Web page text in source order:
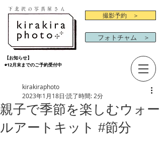
下北沢の写真屋さん
撮影予約 ＞
フォトチャム ＞
【お知らせ】
◉12月末までのご予約受付中
親子で季節を楽しむウォー
ルアートキット #節分
kirakiraphoto
2023年1月18日 読了時間: 2分